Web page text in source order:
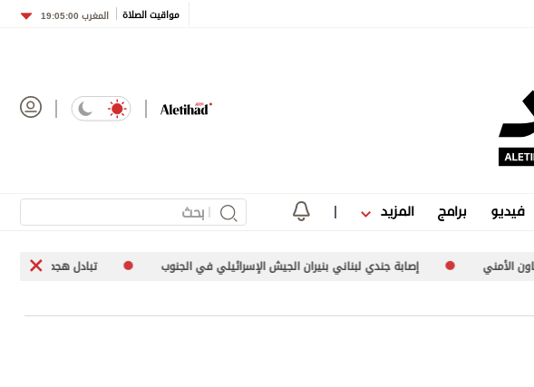
مواقيت الصلاة المغرب 19:05:00
فيديو برامج المزيد
جندي لبناني بنيران الجيش الإسرائيلي في الجنوب تبادل هجمات بين موسكو وكييف يطال البنية